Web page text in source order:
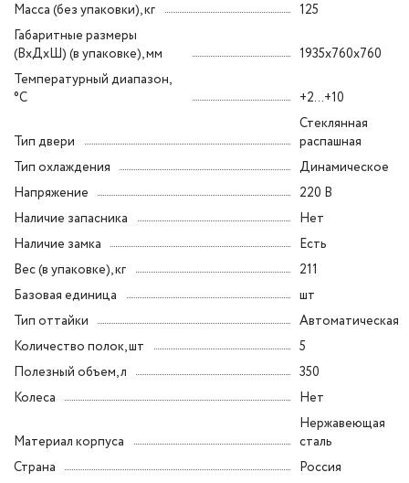
Масса (без упаковки), кг
125
Габаритные размеры
(ВxДxШ) (в упаковке), мм
1935x760x760
Температурный диапазон,
°C
+2...+10
Тип двери
Стеклянная
распашная
Тип охлаждения
Динамическое
Напряжение
220 В
Наличие запасника
Нет
Наличие замка
Есть
Вес (в упаковке), кг
211
Базовая единица
шт
Тип оттайки
Автоматическая
Количество полок, шт
5
Полезный объем, л
350
Колеса
Нет
Материал корпуса
Нержавеющая
сталь
Страна
Россия